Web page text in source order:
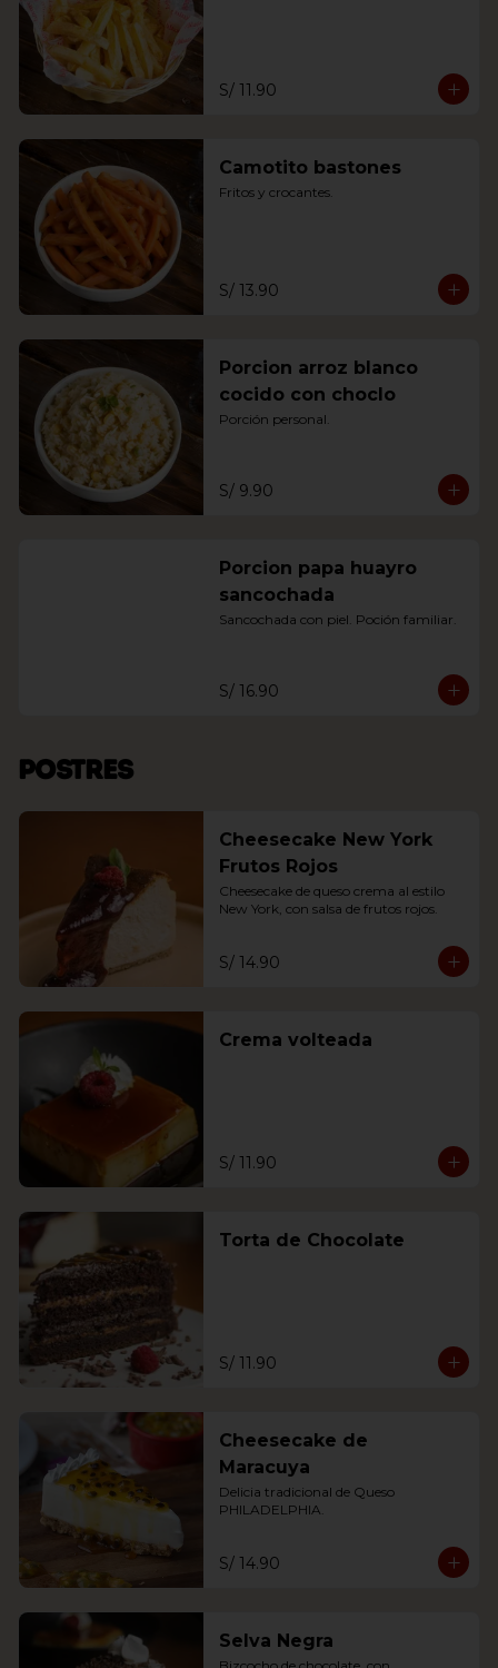
S/ 11.90
Camotito bastones
Fritos y crocantes.
S/ 13.90
Porcion arroz blanco
cocido con choclo
Porción personal.
S/ 9.90
Porcion papa huayro
sancochada
Sancochada con piel. Poción familiar.
S/ 16.90
Postres
Cheesecake New York
Frutos Rojos
Cheesecake de queso crema al estilo
New York, con salsa de frutos rojos.
S/ 14.90
Crema volteada
S/ 11.90
Torta de Chocolate
S/ 11.90
Cheesecake de
Maracuya
Delicia tradicional de Queso
PHILADELPHIA.
S/ 14.90
Selva Negra